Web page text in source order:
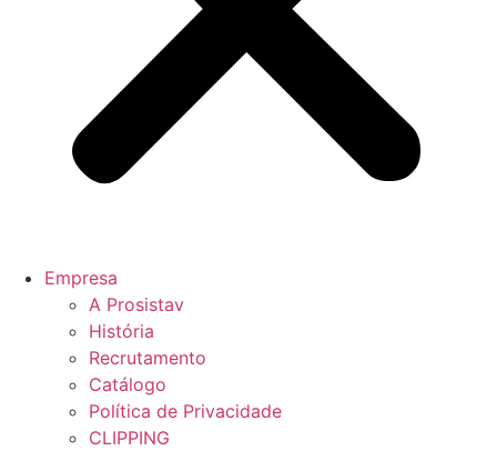
Empresa
A Prosistav
História
Recrutamento
Catálogo
Política de Privacidade
CLIPPING